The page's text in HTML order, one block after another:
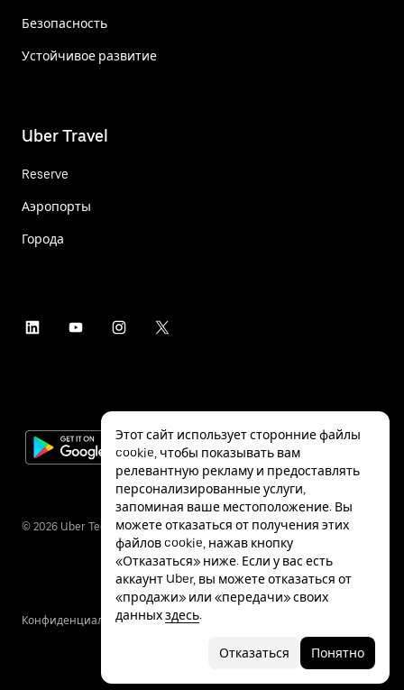
Безопасность
Устойчивое развитие
Uber Travel
Reserve
Аэропорты
Города
© 2026 Uber Technologies Inc.
КонфиденциальностьСпециальные
Этот сайт использует сторонние файлы
cookie, чтобы показывать вам
релевантную рекламу и предоставлять
персонализированные услуги,
запоминая ваше местоположение. Вы
можете отказаться от получения этих
файлов cookie, нажав кнопку
«Отказаться» ниже. Если у вас есть
аккаунт Uber, вы можете отказаться от
«продажи» или «передачи» своих
данныхздесь.
Отказаться Понятно